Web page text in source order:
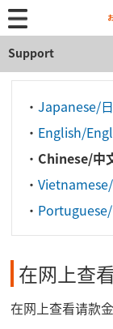
Support
・ Japanese/
・ English/
・ Chinese/中
・
・
在网上查
在网上查看请款